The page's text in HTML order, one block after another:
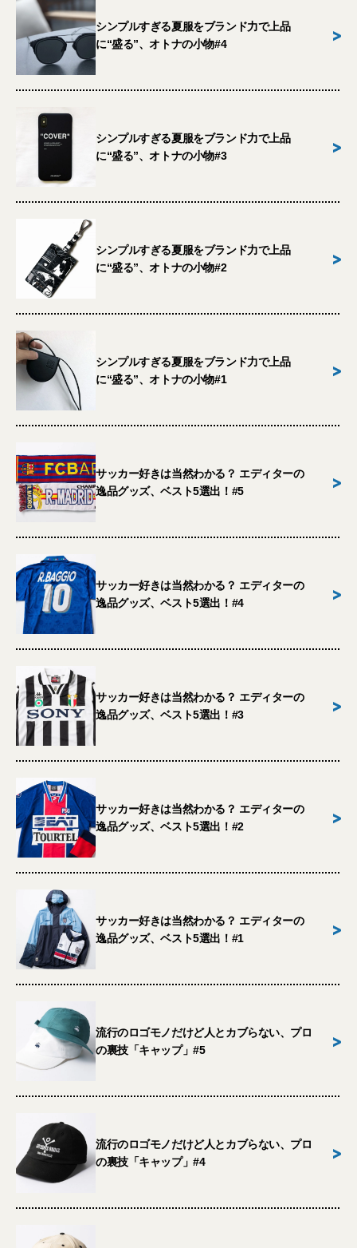
シンプルすぎる夏服をブランド力で上品
に“盛る”、オトナの小物#4
>
シンプルすぎる夏服をブランド力で上品
に“盛る”、オトナの小物#3
>
シンプルすぎる夏服をブランド力で上品
に“盛る”、オトナの小物#2
>
シンプルすぎる夏服をブランド力で上品
に“盛る”、オトナの小物#1
>
サッカー好きは当然わかる？ エディターの
逸品グッズ、ベスト5選出！#5
>
サッカー好きは当然わかる？ エディターの
逸品グッズ、ベスト5選出！#4
>
サッカー好きは当然わかる？ エディターの
逸品グッズ、ベスト5選出！#3
>
サッカー好きは当然わかる？ エディターの
逸品グッズ、ベスト5選出！#2
>
サッカー好きは当然わかる？ エディターの
逸品グッズ、ベスト5選出！#1
>
流行のロゴモノだけど人とカブらない、プロ
の裏技「キャップ」#5
>
流行のロゴモノだけど人とカブらない、プロ
の裏技「キャップ」#4
>